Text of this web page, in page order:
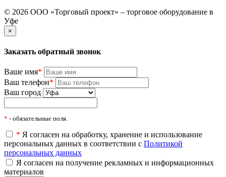
© 2026 ООО «Торговый проект» – торговое оборудование в
Уфе
×
Заказать обратный звонок
Ваше имя*
Ваш телефон*
Ваш город
* - обязательные поля.
* Я согласен на обработку, хранение и использование
персональных данных в соответствии с Политикой
персональных данных
Я согласен на получение рекламных и информационных
материалов